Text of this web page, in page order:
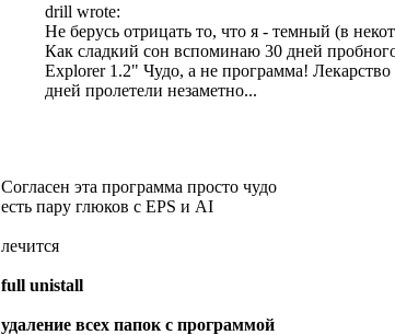
drill wrote:
Не берусь отрицать то, что я - темный (в
Как сладкий сон вспоминаю 30 дней
Explorer 1.2" Чудо, а не программа!
дней пролетели незаметно...
Согласен эта программа просто чудо
есть пару глюков с EPS и AI
лечится
full unistall
удаление всех папок с программой